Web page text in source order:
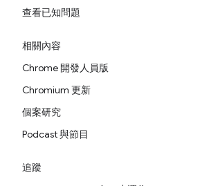
查看已知問題
相關內容
Chrome 開發人員版
Chromium 更新
個案研究
Podcast 與節目
追蹤